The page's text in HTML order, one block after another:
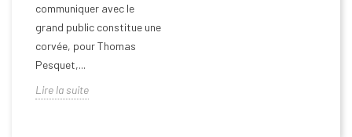
communiquer avec le
grand public constitue une
corvée, pour Thomas
Pesquet,...
Lire la suite